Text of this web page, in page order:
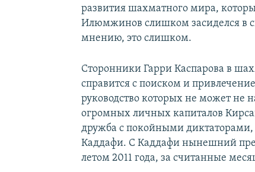
развития шахматного мира,
Илюмжинов слишком засиделся в
мнению, это слишком.
Сторонники Гарри Каспарова в
справится с поиском и
руководство которых не может не
огромных личных капиталов
дружба с покойными
Каддафи. С Каддафи нынешний
летом 2011 года, за считанные